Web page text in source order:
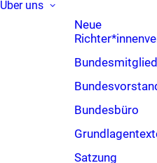
Über uns
Neue
Bundesbüro
Satzung